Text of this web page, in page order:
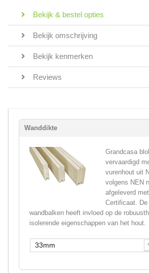
Bekijk & bestel opties
Bekijk omschrijving
Bekijk kenmerken
Reviews
Wanddikte
Grandcasa
vervaardigd
vurenhout uit
volgens NEN
afgeleverd
Certificaat.
wandbalken heeft invloed op de
isolerende eigenschappen van het hout.
33mm